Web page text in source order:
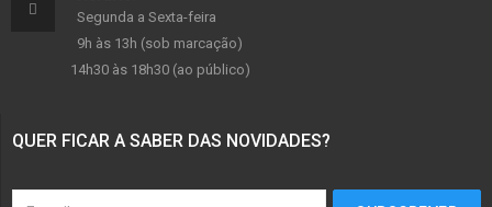
Segunda a Sexta-feira
9h às 13h (sob marcação)
14h30 às 18h30 (ao público)
QUER FICAR A SABER DAS NOVIDADES?